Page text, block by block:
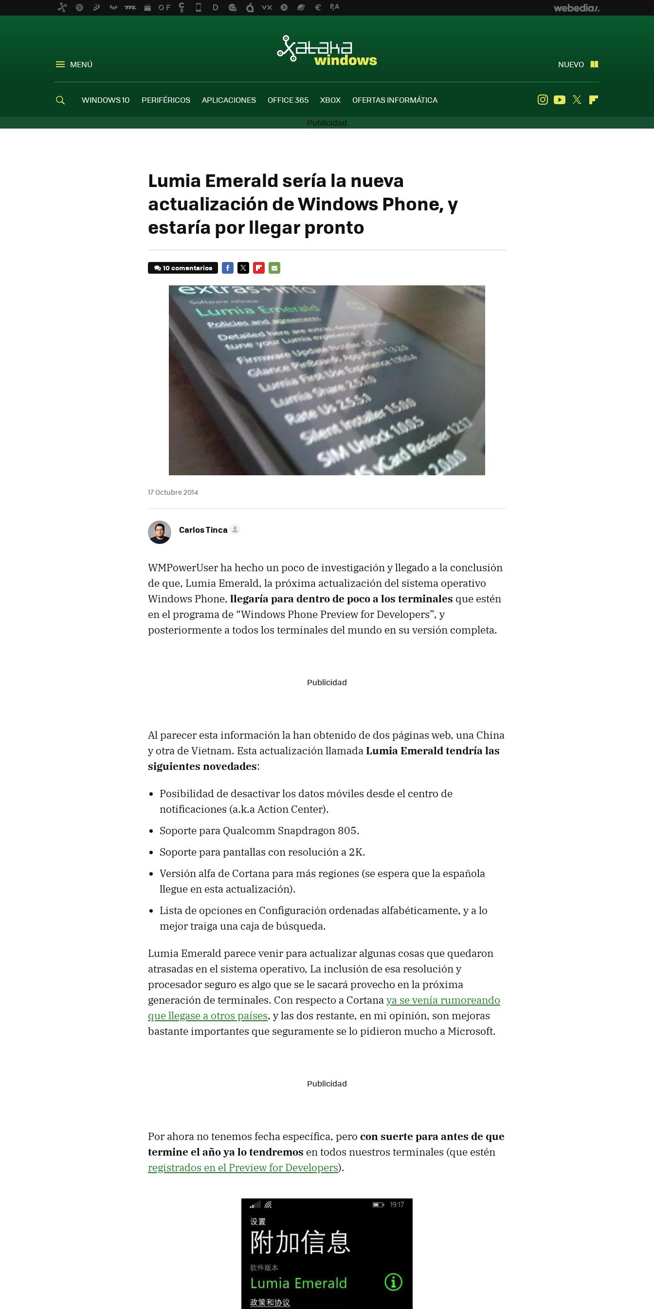
MENÚ NUEVO
WINDOWS 10 PERIFÉRICOS APLICACIONES OFFICE 365 XBOX OFERTAS INFORMÁTICA InstagramYoutube
Twitter
Lumia Emerald sería la nueva
actualización de Windows Phone, y
estaría por llegar pronto
10 comentarios
MAIL
17 Octubre 2014
Carlos Tinca
WMPowerUser ha hecho un poco de investigación y llegado a la conclusión
de que, Lumia Emerald, la próxima actualización del sistema operativo
Windows Phone, llegaría para dentro de poco a los terminales que estén
en el programa de “Windows Phone Preview for Developers”, y
posteriormente a todos los terminales del mundo en su versión completa.
Al parecer esta información la han obtenido de dos páginas web, una China
y otra de Vietnam. Esta actualización llamadaLumia Emerald tendría las
siguientes novedades:
Posibilidad de desactivar los datos móviles desde el centro de
notificaciones (a.k.a Action Center).
Soporte para Qualcomm Snapdragon 805.
Soporte para pantallas con resolución a 2K.
Versión alfa de Cortana para más regiones (se espera que la española
llegue en esta actualización).
Lista de opciones en Configuración ordenadas alfabéticamente, y a lo
mejor traiga una caja de búsqueda.
Lumia Emerald parece venir para actualizar algunas cosas que quedaron
atrasadas en el sistema operativo, La inclusión de esa resolución y
procesador seguro es algo que se le sacará provecho en la próxima
generación de terminales. Con respecto a Cortanaya se venía rumoreando
que llegase a otros países, y las dos restante, en mi opinión, son mejoras
bastante importantes que seguramente se lo pidieron mucho a Microsoft.
Por ahora no tenemos fecha específica, pero con suerte para antes de que
termine el año ya lo tendremos en todos nuestros terminales (que estén
registrados en el Preview for Developers).